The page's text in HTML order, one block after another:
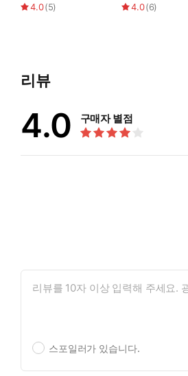
4.0(5) 4.0(6)
리뷰
4.0 구매자 별점
스포일러가 있습니다.